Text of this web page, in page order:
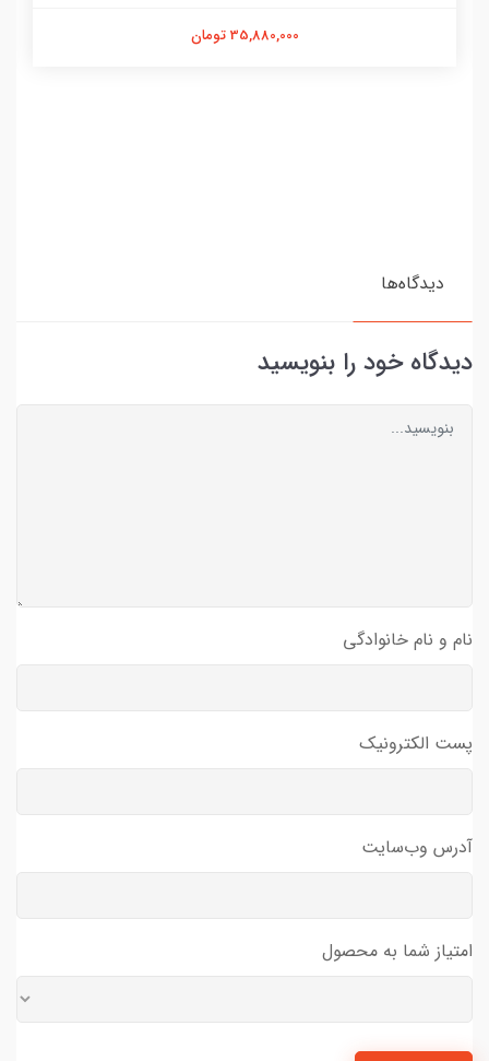
35,880,000 تومان
دیدگاه‌ها
دیدگاه خود را بنویسید
نام و نام خانوادگی
پست الکترونیک
آدرس وب‌سایت
امتیاز شما به محصول